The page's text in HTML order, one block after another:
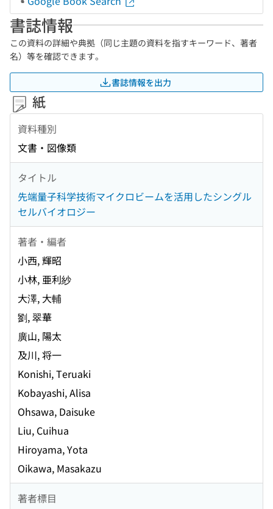
書誌情報
この資料の詳細や典拠（同じ主題の資料を指すキーワード、著者
名）等を確認できます。
書誌情報を出力
紙
資料種別
文書・図像類
タイトル
先端量子科学技術マイクロビームを活用したシングル
セルバイオロジー
著者・編者
小西, 輝昭
小林, 亜利紗
大澤, 大輔
劉, 翠華
廣山, 陽太
及川, 将一
Konishi, Teruaki
Kobayashi, Alisa
Ohsawa, Daisuke
Liu, Cuihua
Hiroyama, Yota
Oikawa, Masakazu
著者標目